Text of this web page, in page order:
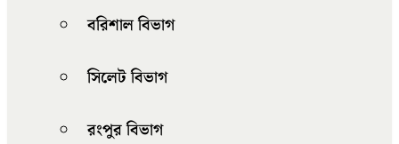
বরিশাল বিভাগ
সিলেট বিভাগ
রংপুর বিভাগ